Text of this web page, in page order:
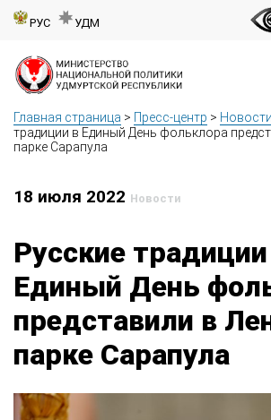
РУС УДМ
Главная страница > Пресс-центр > Новости
традиции в Единый День фольклора
парке Сарапула
18 июля 2022 Новости
Русские
Единый День
представили в
парке Сарапула